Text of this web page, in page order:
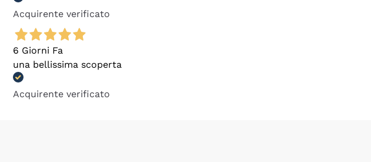
Acquirente verificato
6 Giorni Fa
una bellissima scoperta
Acquirente verificato